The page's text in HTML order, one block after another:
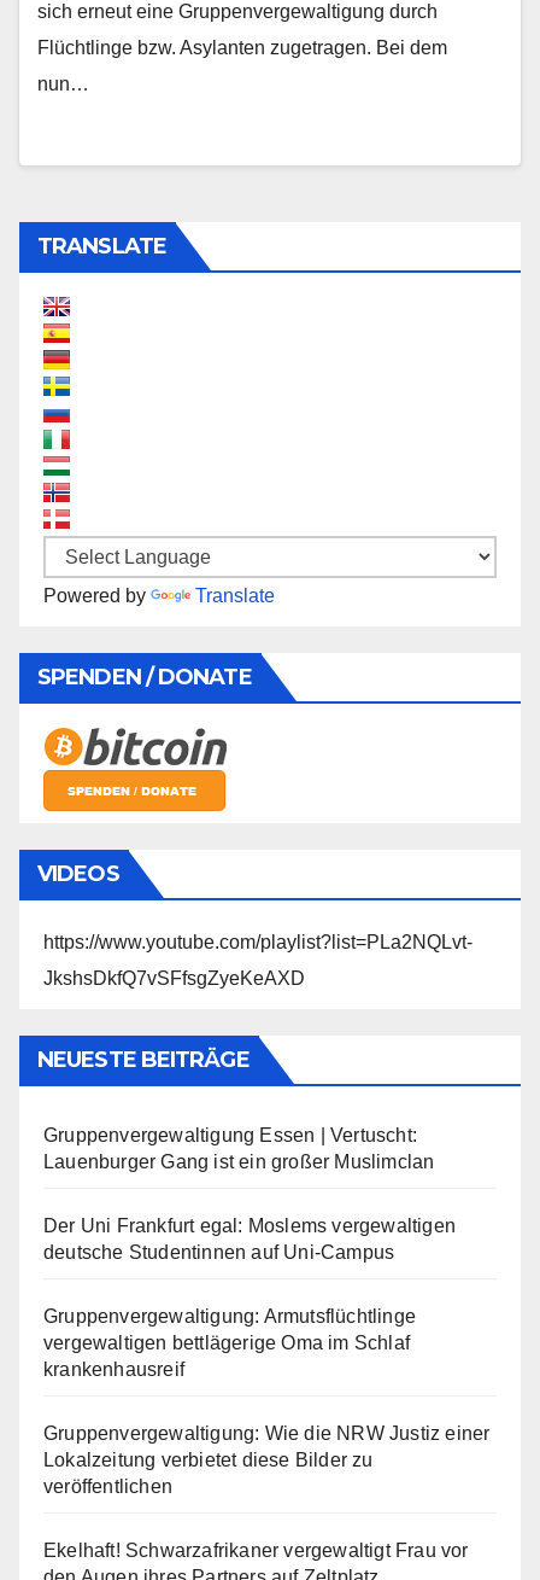
sich erneut eine Gruppenvergewaltigung durch
Flüchtlinge bzw. Asylanten zugetragen. Bei dem
nun…
TRANSLATE
Powered by Translate
SPENDEN / DONATE
VIDEOS
https://www.youtube.com/playlist?list=PLa2NQLvt-
JkshsDkfQ7vSFfsgZyeKeAXD
NEUESTE BEITRÄGE
Gruppenvergewaltigung Essen | Vertuscht:
Lauenburger Gang ist ein großer Muslimclan
Der Uni Frankfurt egal: Moslems vergewaltigen
deutsche Studentinnen auf Uni-Campus
Gruppenvergewaltigung: Armutsflüchtlinge
vergewaltigen bettlägerige Oma im Schlaf
krankenhausreif
Gruppenvergewaltigung: Wie die NRW Justiz einer
Lokalzeitung verbietet diese Bilder zu
veröffentlichen
Ekelhaft! Schwarzafrikaner vergewaltigt Frau vor